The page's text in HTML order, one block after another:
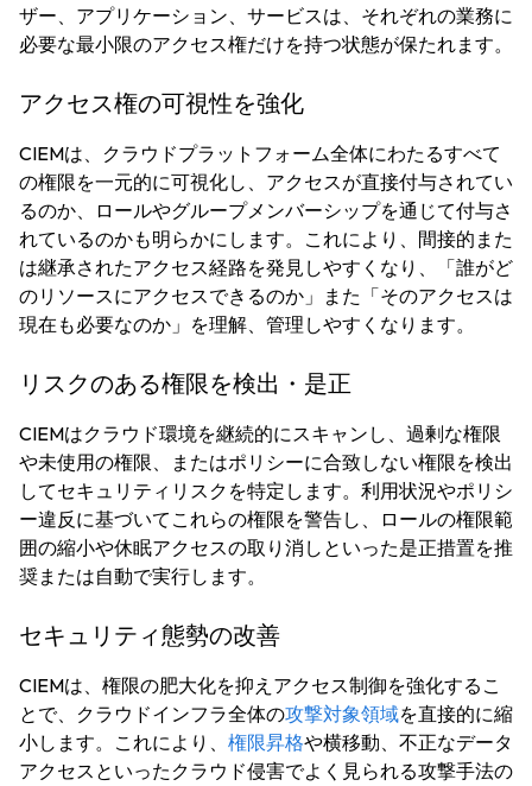
ザー、アプリケーション、サービスは、それぞれの業務に
必要な最小限のアクセス権だけを持つ状態が保たれます。
アクセス権の可視性を強化
CIEMは、クラウドプラットフォーム全体にわたるすべて
の権限を一元的に可視化し、アクセスが直接付与されてい
るのか、ロールやグループメンバーシップを通じて付与さ
れているのかも明らかにします。これにより、間接的また
は継承されたアクセス経路を発見しやすくなり、「誰がど
のリソースにアクセスできるのか」また「そのアクセスは
現在も必要なのか」を理解、管理しやすくなります。
リスクのある権限を検出・是正
CIEMはクラウド環境を継続的にスキャンし、過剰な権限
や未使用の権限、またはポリシーに合致しない権限を検出
してセキュリティリスクを特定します。利用状況やポリシ
ー違反に基づいてこれらの権限を警告し、ロールの権限範
囲の縮小や休眠アクセスの取り消しといった是正措置を推
奨または自動で実行します。
セキュリティ態勢の改善
CIEMは、権限の肥大化を抑えアクセス制御を強化するこ
とで、クラウドインフラ全体の攻撃対象領域を直接的に縮
小します。これにより、 権限昇格や横移動、不正なデータ
アクセスといったクラウド侵害でよく見られる攻撃手法の